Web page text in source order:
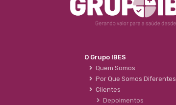
O Grupo IBES
Quem Somos
Por Que Somos Diferentes
Clientes
Depoimentos